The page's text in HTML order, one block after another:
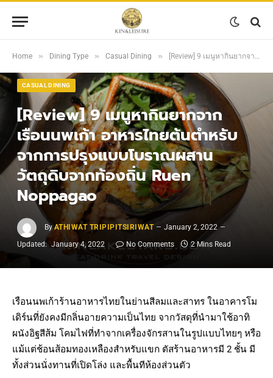
Home » Dining Type » Casual Dining » [Review] 9 เมนูหากินยากจาก เรือนนพเก้า อาหารไทยต้นตำหรับจากการปรุงแบบโบราณผสานวัตถุดิบจากท้องถิ่น Ruen Noppagao
CASUAL DINING
[Review] 9 เมนูหากินยากจาก
เรือนนพเก้า อาหารไทยต้นตำหรับ
จากการปรุงแบบโบราณผสาน
วัตถุดิบจากท้องถิ่น Ruen
Noppagao
By ATHIWAT TRIPIPITSIRIWAT
January 2, 2022
Updated: January 4, 2022 No Comments 2 Mins Read
เรือนนพเก้าร้านอาหารไทยในย่านสีลมและสาทร ในอาคารโม
เดิร์นที่ยังคงมีกลิ่นอายความเป็นไทย จากวัสดุที่นำมาใช้อาทิ
ผนังอิฐสีส้ม โคมไฟที่ทำจากเครื่องจักรสานในรูปแบบไทยๆ หรือ
แม้แต่ช้อนส้อมทองเหลืองสำหรับแขก ตัสร้านอาหารมี 2 ชั้น มี
ทั้งส่วนนั่งทานที่เปิดโล่ง และพื้นทีห้องส่วนตัว